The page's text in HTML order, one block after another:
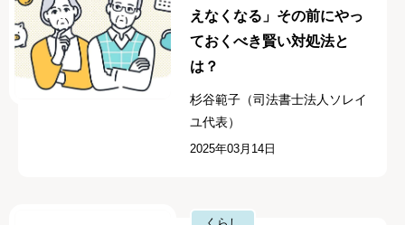
えなくなる」その前にやっ
ておくべき賢い対処法と
は？
杉谷範子（司法書士法人ソレイ
ユ代表）
2025年03月14日